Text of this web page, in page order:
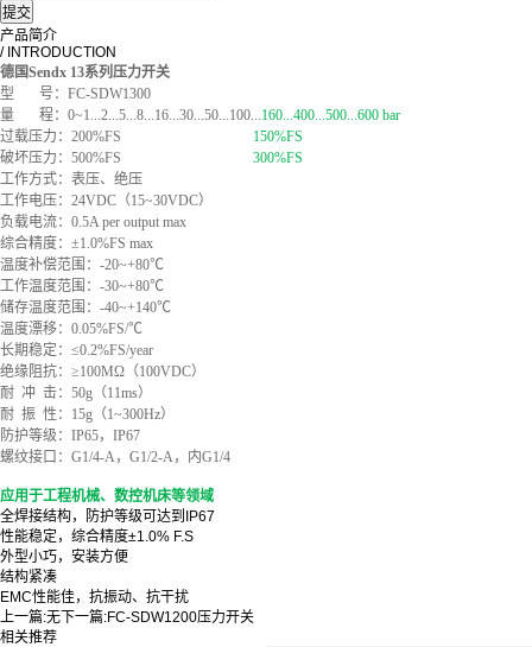
产品简介
/ INTRODUCTION
德国Sendx 13系列压力开关
型 号：FC-SDW1300
量 程：0~1...2...5...8...16...30...50...100...160...400...500...600 bar
过载压力：200%FS 150%FS
破坏压力：500%FS 300%FS
工作方式：表压、绝压
工作电压：24VDC（15~30VDC）
负载电流：0.5A per output max
综合精度：±1.0%FS max
温度补偿范围：-20~+80℃
工作温度范围：-30~+80℃
储存温度范围：-40~+140℃
温度漂移：0.05%FS/℃
长期稳定：≤0.2%FS/year
绝缘阻抗：≥100MΩ（100VDC）
耐 冲 击：50g（11ms）
耐 振 性：15g（1~300Hz）
防护等级：IP65，IP67
螺纹接口：G1/4-A，G1/2-A，内G1/4
应用于工程机械、数控机床等领域
全焊接结构，防护等级可达到IP67
性能稳定，综合精度±1.0% F.S
外型小巧，安装方便
结构紧凑
EMC性能佳，抗振动、抗干扰
上一篇:无 下一篇:FC-SDW1200压力开关
相关推荐